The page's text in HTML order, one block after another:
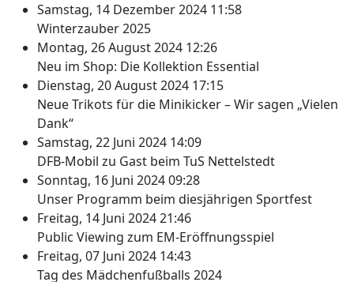
Samstag, 14 Dezember 2024 11:58
Winterzauber 2025
Montag, 26 August 2024 12:26
Neu im Shop: Die Kollektion Essential
Dienstag, 20 August 2024 17:15
Neue Trikots für die Minikicker – Wir sagen „Vielen
Dank“
Samstag, 22 Juni 2024 14:09
DFB-Mobil zu Gast beim TuS Nettelstedt
Sonntag, 16 Juni 2024 09:28
Unser Programm beim diesjährigen Sportfest
Freitag, 14 Juni 2024 21:46
Public Viewing zum EM-Eröffnungsspiel
Freitag, 07 Juni 2024 14:43
Tag des Mädchenfußballs 2024